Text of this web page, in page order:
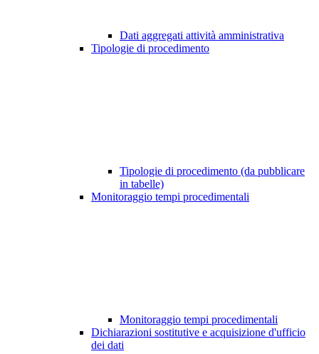
Dati aggregati attività amministrativa
Tipologie di procedimento
Tipologie di procedimento (da pubblicare
in tabelle)
Monitoraggio tempi procedimentali
Monitoraggio tempi procedimentali
Dichiarazioni sostitutive e acquisizione d'ufficio
dei dati